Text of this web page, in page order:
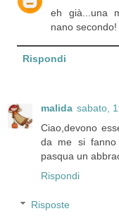
eh già...una
nano secondo!
Rispondi
malida sabato,
Ciao,devono
da me si fanno
pasqua un
Rispondi
Risposte